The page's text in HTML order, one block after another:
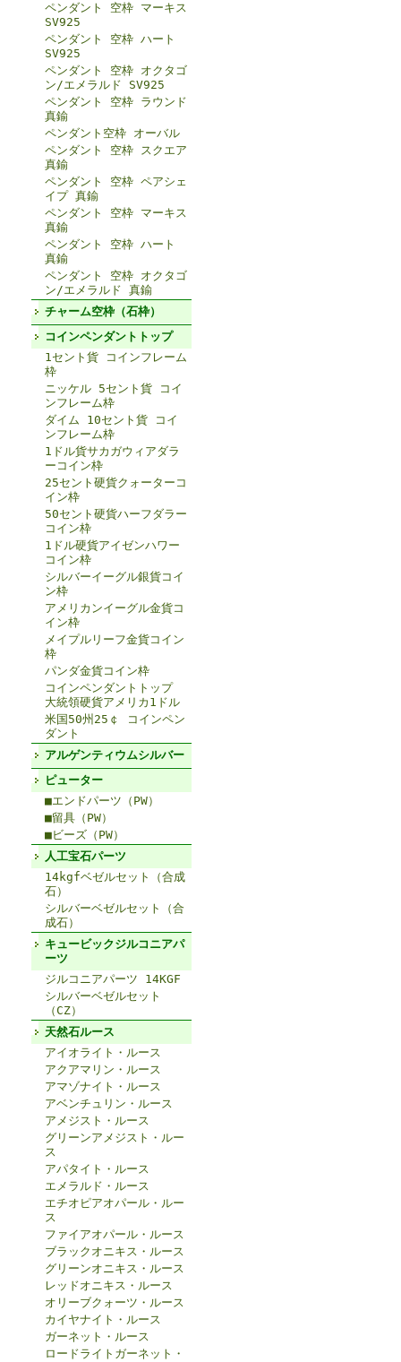
ペンダント 空枠 マーキス
SV925
ペンダント 空枠 ハート
SV925
ペンダント 空枠 オクタゴ
ン/エメラルド SV925
ペンダント 空枠 ラウンド
真鍮
ペンダント空枠 オーバル
ペンダント 空枠 スクエア
真鍮
ペンダント 空枠 ペアシェ
イプ 真鍮
ペンダント 空枠 マーキス
真鍮
ペンダント 空枠 ハート
真鍮
ペンダント 空枠 オクタゴ
ン/エメラルド 真鍮
チャーム空枠（石枠）
コインペンダントトップ
1セント貨 コインフレーム
枠
ニッケル 5セント貨 コイ
ンフレーム枠
ダイム 10セント貨 コイ
ンフレーム枠
1ドル貨サカガウィアダラ
ーコイン枠
25セント硬貨クォーターコ
イン枠
50セント硬貨ハーフダラー
コイン枠
1ドル硬貨アイゼンハワー
コイン枠
シルバーイーグル銀貨コイ
ン枠
アメリカンイーグル金貨コ
イン枠
メイプルリーフ金貨コイン
枠
パンダ金貨コイン枠
コインペンダントトップ
大統領硬貨アメリカ1ドル
米国50州25￠ コインペン
ダント
アルゲンティウムシルバー
ピューター
■エンドパーツ（PW）
■留具（PW）
■ビーズ（PW）
人工宝石パーツ
14kgfベゼルセット（合成
石）
シルバーベゼルセット（合
成石）
キュービックジルコニアパ
ーツ
ジルコニアパーツ 14KGF
シルバーベゼルセット
（CZ）
天然石ルース
アイオライト・ルース
アクアマリン・ルース
アマゾナイト・ルース
アベンチュリン・ルース
アメジスト・ルース
グリーンアメジスト・ルー
ス
アパタイト・ルース
エメラルド・ルース
エチオピアオパール・ルー
ス
ファイアオパール・ルース
ブラックオニキス・ルース
グリーンオニキス・ルース
レッドオニキス・ルース
オリーブクォーツ・ルース
カイヤナイト・ルース
ガーネット・ルース
ロードライトガーネット・